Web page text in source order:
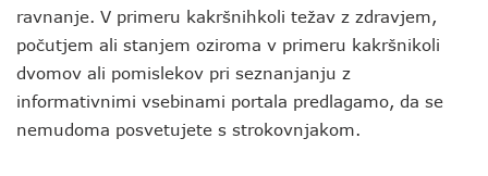
ravnanje. V primeru kakršnihkoli težav z zdravjem,
počutjem ali stanjem oziroma v primeru kakršnikoli
dvomov ali pomislekov pri seznanjanju z
informativnimi vsebinami portala predlagamo, da se
nemudoma posvetujete s strokovnjakom.